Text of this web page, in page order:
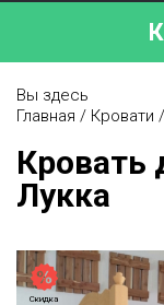
Вы здесь
Главная / Кровати /
Кровать
Лукка
Скидка